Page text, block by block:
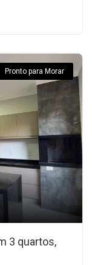
Pronto para Morar
3 quartos,